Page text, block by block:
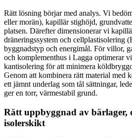
Rätt lösning börjar med analys. Vi
eller morän), kapillär stighöjd,
platsen. Därefter dimensionerar vi
dräneringssystem och cellplastisolering
byggnadstyp och energimål. För villor,
och komplementhus i Lagga optimerar
kantisolering för att minimera
Genom att kombinera rätt material med
ett jämnt underlag som tål sättningar,
ger en torr, värmestabil grund.
Rätt uppbyggnad av bärlager,
isolerskikt